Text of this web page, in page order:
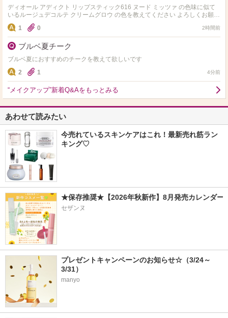
ディオール アディクト リップスティック616 ヌード ミッツァ の色味に似て
いるルージュデコルテ クリームグロウ の色を教えてください よろしくお願い
します！
1 0 2時間前
ブルベ夏チーク
ブルベ夏におすすめのチークを教えて欲しいです
2
1 4分前
“メイクアップ”新着Q&Aをもっとみる
あわせて読みたい
今売れているスキンケアはこれ！最新売れ筋ラン
キング♡
★保存推奨★【2026年秋新作】8月発売カレンダー
セザンヌ
プレゼントキャンペーンのお知らせ☆（3/24～
3/31）
manyo